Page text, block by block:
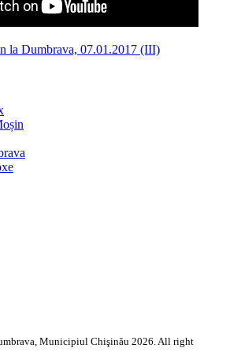
la Dumbrava, 07.01.2017 (III)
Municipiul Chişinău 2026. All right